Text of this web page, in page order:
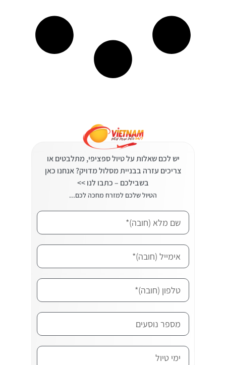
יש לכם שאלות על טיול ספציפי, מתלבטים או
צריכים עזרה בבניית מסלול מדויק? אנחנו כאן
בשבילכם – כתבו לנו >>
הטיול שלכם למזרח מחכה לכם...